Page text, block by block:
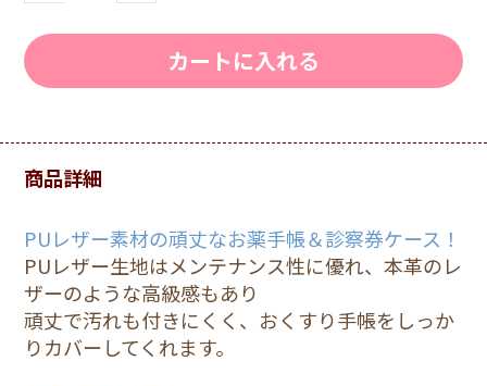
カートに入れる
商品詳細
PUレザー素材の頑丈なお薬手帳＆診察券ケース！
PUレザー生地はメンテナンス性に優れ、本革のレ
ザーのような高級感もあり
頑丈で汚れも付きにくく、おくすり手帳をしっか
りカバーしてくれます。